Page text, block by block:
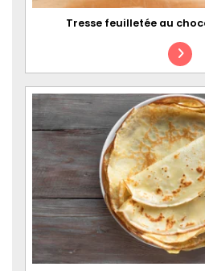
Tresse feuilletée au